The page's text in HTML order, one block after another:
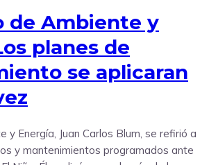
de Ambiente y
planes de
se aplicaran
y Energía, Juan Carlos Blum, se refirió a
y mantenimientos programados ante